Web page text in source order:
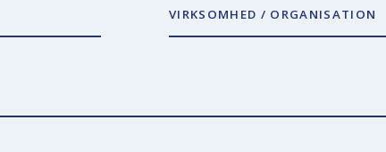
VIRKSOMHED / ORGANISATION